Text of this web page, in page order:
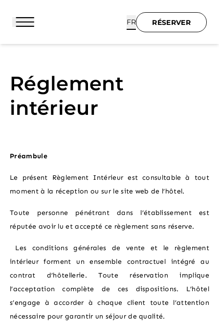
FR RÉSERVER
HÔTEL & SERVICES
SUITES
CATHERINE
OFFRES SPÉCIALES
VIE DE QUARTIER
Réglement
intérieur
Préambule
Le présent Règlement Intérieur est consultable à tout
moment à la réception ou sur le site web de l’hôtel.
Toute personne pénétrant dans l’établissement est
réputée avoir lu et accepté ce règlement sans réserve.
Les conditions générales de vente et le règlement
intérieur forment un ensemble contractuel intégré au
contrat d’hôtellerie. Toute réservation implique
l’acceptation complète de ces dispositions. L’hôtel
s’engage à accorder à chaque client toute l’attention
nécessaire pour garantir un séjour de qualité.